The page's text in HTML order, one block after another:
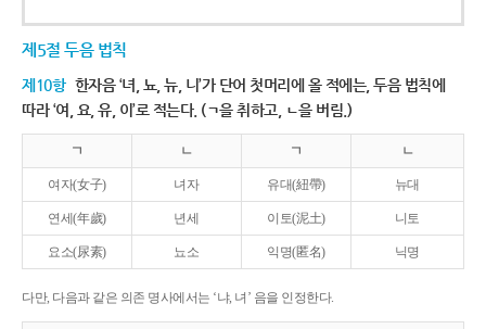
제5절 두음 법칙
제10항 한자음 ‘녀, 뇨, 뉴, 니’가 단어 첫머리에 올 적에는, 두음 법칙에
따라 ‘여, 요, 유, 이’로 적는다. (ㄱ을 취하고, ㄴ을 버림.)
ㄱ ㄴ ㄱ ㄴ
여자(女子) 녀자 유대(紐帶) 뉴대
연세(年歲) 년세 이토(泥土) 니토
요소(尿素) 뇨소 익명(匿名) 닉명
다만, 다음과 같은 의존 명사에서는 ‘냐, 녀’ 음을 인정한다.